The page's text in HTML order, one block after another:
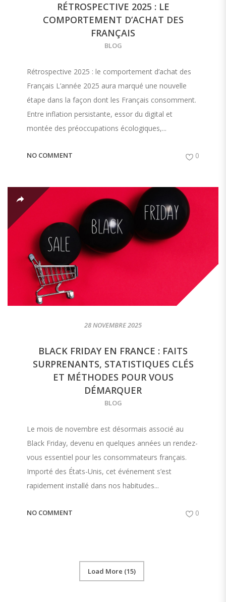
RÉTROSPECTIVE 2025 : LE
COMPORTEMENT D’ACHAT DES
FRANÇAIS
BLOG
Rétrospective 2025 : le comportement d’achat des
Français L’année 2025 aura marqué une nouvelle
étape dans la façon dont les Français consomment.
Entre inflation persistante, essor du digital et
montée des préoccupations écologiques,...
NO COMMENT 0
28 NOVEMBRE 2025
BLACK FRIDAY EN FRANCE : FAITS
SURPRENANTS, STATISTIQUES CLÉS
ET MÉTHODES POUR VOUS
DÉMARQUER
BLOG
Le mois de novembre est désormais associé au
Black Friday, devenu en quelques années un rendez-
vous essentiel pour les consommateurs français.
Importé des États-Unis, cet événement s’est
rapidement installé dans nos habitudes...
NO COMMENT 0
Load More (15)